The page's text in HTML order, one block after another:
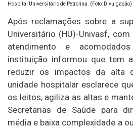
Hospital Universitário de Petrolina. (Foto: Divulgação)
Após reclamações sobre a
Universitário (HU)-Univasf,
atendimento e
instituição informou que tem
reduzir os impactos da alta
unidade hospitalar esclarece
os leitos, agiliza as altas e
Secretarias de Saúde para
média e baixa complexidade a